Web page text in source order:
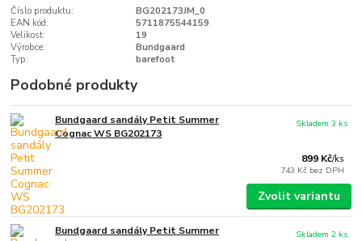
Číslo produktu:
BG202173JM_0
EAN kód:
5711875544159
Velikost:
19
Výrobce:
Bundgaard
Typ:
barefoot
Podobné produkty
Bundgaard sandály Petit Summer
Cognac WS BG202173
899 Kč/ks
743 Kč bez DPH
Skladem 3 ks
Zvolit variantu
Bundgaard sandály Petit Summer
Skladem 2 ks